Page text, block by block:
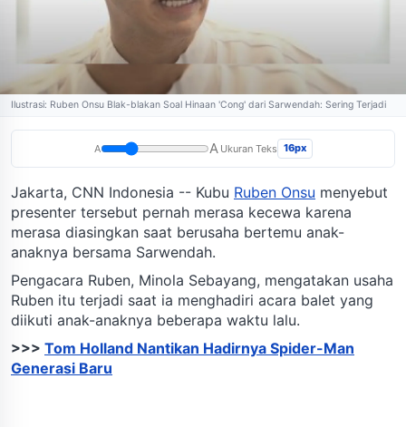
Ilustrasi: Ruben Onsu Blak-blakan Soal Hinaan 'Cong' dari Sarwendah: Sering Terjadi
A A Ukuran Teks 16px
Jakarta, CNN Indonesia -- Kubu Ruben Onsu menyebut
presenter tersebut pernah merasa kecewa karena
merasa diasingkan saat berusaha bertemu anak-
anaknya bersama Sarwendah.
Pengacara Ruben, Minola Sebayang, mengatakan usaha
Ruben itu terjadi saat ia menghadiri acara balet yang
diikuti anak-anaknya beberapa waktu lalu.
>>> Tom Holland Nantikan Hadirnya Spider-Man
Generasi Baru